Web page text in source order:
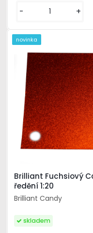
- +
Brilliant Fuchsiový
ředění 1:20
Brilliant Candy
skladem
novinka